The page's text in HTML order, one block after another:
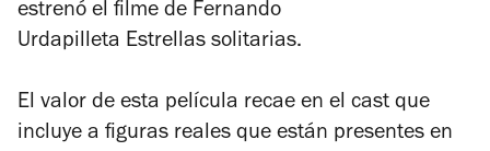
estrenó el filme de Fernando
Urdapilleta Estrellas solitarias.
El valor de esta película recae en el cast que
incluye a figuras reales que están presentes en